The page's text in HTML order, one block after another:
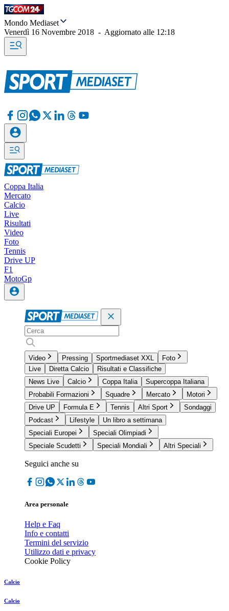
Mondo Mediaset
Venerdì 16 Novembre 2018 - Aggiornato alle 12:18
Coppa Italia
Mercato
Calcio
Live
Risultati
Video
Foto
Tennis
Drive UP
F1
MotoGp
Video Pressing Sportmediaset XXL
Foto
Live
Diretta Calcio
Risultati e Classifiche
News Live
Calcio Coppa Italia
Supercoppa Italiana
Probabili Formazioni
Squadre Mercato
Motori
Drive UP
Formula E Tennis Altri Sport
Sondaggi
Podcast
Lifestyle
Un libro a settimana
Speciali Europei
Speciali Olimpiadi
Speciale Scudetti
Speciali Mondiali Altri Speciali
Seguici anche su
Area personale
Help e Faq
Info e contatti
Termini del servizio
Utilizzo dati e privacy
Cookie Policy
Calcio
Calcio